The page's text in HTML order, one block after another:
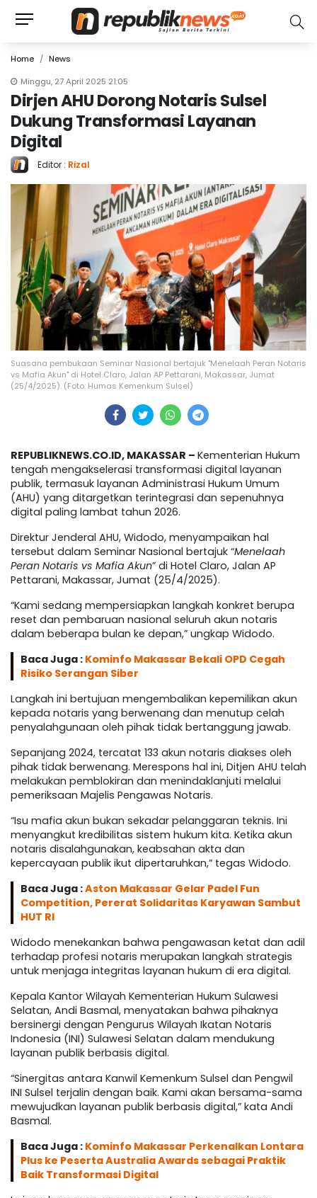
Home
News
Minggu, 27 April 2025 21:05
Dirjen AHU Dorong Notaris Sulsel
Dukung Transformasi Layanan
Digital
Editor : Rizal
Suasana pembukaan Seminar Nasional bertajuk "Menelaah Peran Notaris
vs Mafia Akun" di Hotel Claro, Jalan AP Pettarani, Makassar, Jumat
(25/4/2025). (Foto: Humas Kemenkum Sulsel)
REPUBLIKNEWS.CO.ID, MAKASSAR – Kementerian Hukum
tengah mengakselerasi transformasi digital layanan
publik, termasuk layanan Administrasi Hukum Umum
(AHU) yang ditargetkan terintegrasi dan sepenuhnya
digital paling lambat tahun 2026.
Direktur Jenderal AHU, Widodo, menyampaikan hal
tersebut dalam Seminar Nasional bertajuk “Menelaah
Peran Notaris vs Mafia Akun” di Hotel Claro, Jalan AP
Pettarani, Makassar, Jumat (25/4/2025).
“Kami sedang mempersiapkan langkah konkret berupa
reset dan pembaruan nasional seluruh akun notaris
dalam beberapa bulan ke depan,” ungkap Widodo.
Baca Juga : Kominfo Makassar Bekali OPD Cegah
Risiko Serangan Siber
Langkah ini bertujuan mengembalikan kepemilikan akun
kepada notaris yang berwenang dan menutup celah
penyalahgunaan oleh pihak tidak bertanggung jawab.
Sepanjang 2024, tercatat 133 akun notaris diakses oleh
pihak tidak berwenang. Merespons hal ini, Ditjen AHU telah
melakukan pemblokiran dan menindaklanjuti melalui
pemeriksaan Majelis Pengawas Notaris.
“Isu mafia akun bukan sekadar pelanggaran teknis. Ini
menyangkut kredibilitas sistem hukum kita. Ketika akun
notaris disalahgunakan, keabsahan akta dan
kepercayaan publik ikut dipertaruhkan,” tegas Widodo.
Baca Juga :Aston Makassar Gelar Padel Fun
Competition, Pererat Solidaritas Karyawan Sambut
HUT RI
Widodo menekankan bahwa pengawasan ketat dan adil
terhadap profesi notaris merupakan langkah strategis
untuk menjaga integritas layanan hukum di era digital.
Kepala Kantor Wilayah Kementerian Hukum Sulawesi
Selatan, Andi Basmal, menyatakan bahwa pihaknya
bersinergi dengan Pengurus Wilayah Ikatan Notaris
Indonesia (INI) Sulawesi Selatan dalam mendukung
layanan publik berbasis digital.
“Sinergitas antara Kanwil Kemenkum Sulsel dan Pengwil
INI Sulsel terjalin dengan baik. Kami akan bersama-sama
mewujudkan layanan publik berbasis digital,” kata Andi
Basmal.
Baca Juga : Kominfo Makassar Perkenalkan Lontara
Plus ke Peserta Australia Awards sebagai Praktik
Baik Transformasi Digital